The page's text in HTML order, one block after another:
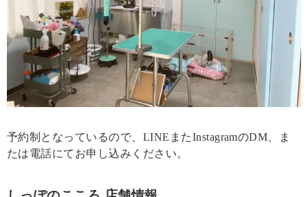
予約制となっているので、LINEまたInstagramのDM、ま
たは電話にてお申し込みください。